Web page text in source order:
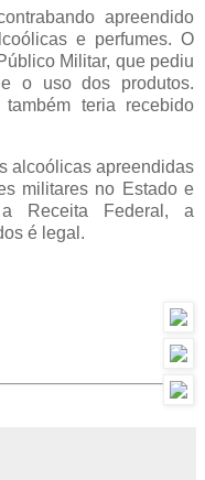
apreendido
e perfumes. O
Militar, que pediu
o uso dos produtos.
teria recebido
alcoólicas apreendidas
militares no Estado e
Receita Federal, a
é legal.